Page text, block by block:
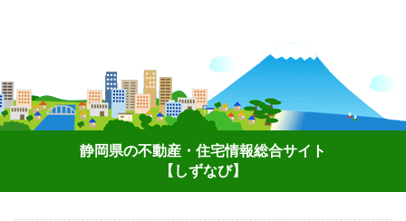
静岡県の不動産・住宅情報総合サイト
【しずなび】